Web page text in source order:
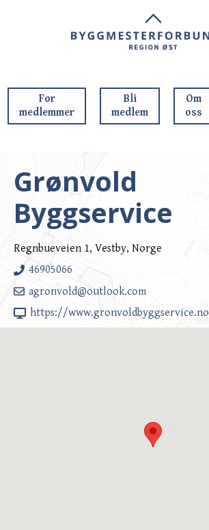
For
medlemmer
Bli
medlem
Om
oss
Grønvold
Byggservice
Regnbueveien 1, Vestby, Norge
46905066
agronvold@outlook.com
https://www.gronvoldbyggservice.no